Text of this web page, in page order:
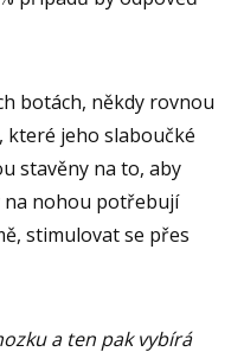
botách, někdy rovnou
které jeho slaboučké
stavěny na to, aby
na nohou potřebují
stimulovat se přes
a ten pak vybírá